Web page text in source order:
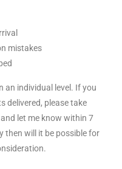
mistakes
an individual level. If you
delivered, please take
let me know within 7
then will it be possible for